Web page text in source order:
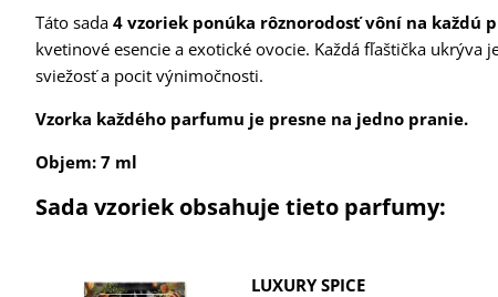
Táto sada 4 vzoriek ponúka rôznorodosť vôní na každú
kvetinové esencie a exotické ovocie. Každá fľaštička
sviežosť a pocit výnimočnosti.
Vzorka každého parfumu je presne na jedno pranie.
Objem: 7 ml
Sada vzoriek obsahuje tieto parfumy:
LUXURY SPICE